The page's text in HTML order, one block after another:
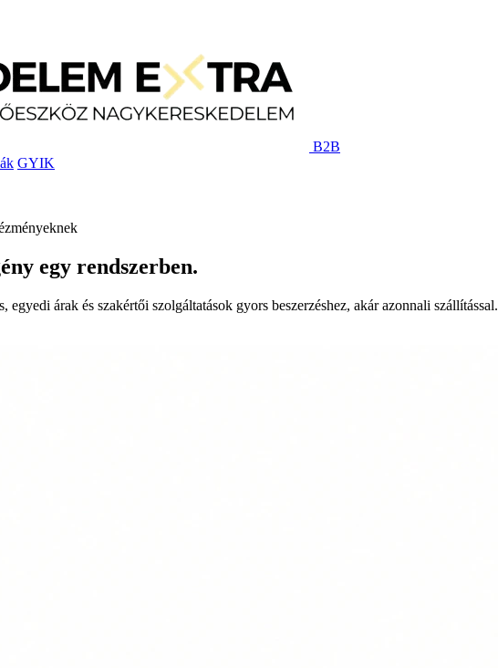
B2B
GYIK
egy rendszerben.
árak és szakértői szolgáltatások gyors beszerzéshez, akár azonnali szállítással.